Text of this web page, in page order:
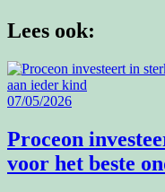
Lees ook:
07/05/2026
Proceon
voor het beste